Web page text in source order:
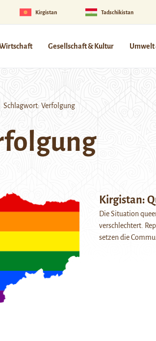
Kirgistan Tadschikistan
Gesellschaft & Kultur Umwelt
Schlagwort: Verfolgung
Kirgistan:
Die Situation
verschlechtert.
setzen die